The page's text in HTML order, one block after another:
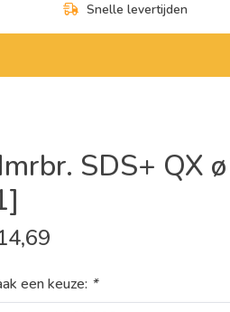
Snelle levertijden
SDS+ QX
een keuze: *